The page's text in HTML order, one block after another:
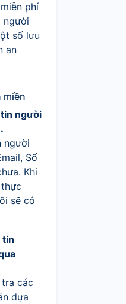
phí
người
số lưu
an
miền
người
người
Số
Khi
sẽ có
tin
các
dựa